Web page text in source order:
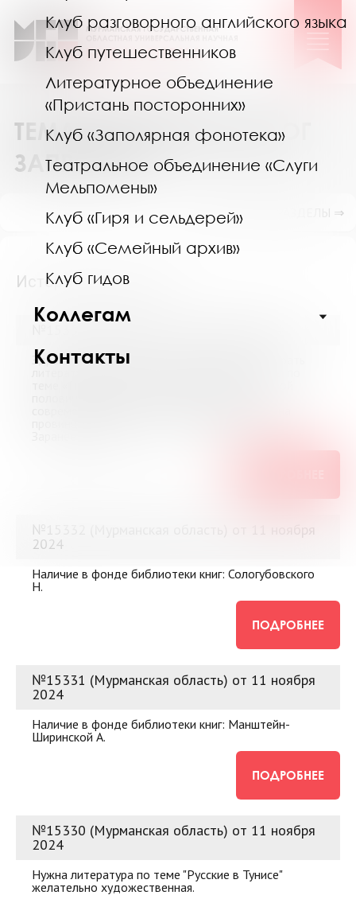
Клуб разговорного английского языка
Клуб путешественников
Литературное объединение
«Пристань посторонних»
Клуб «Заполярная фонотека»
Театральное объединение «Слуги
Мельпомены»
Клуб «Гиря и сельдерей»
Клуб «Семейный архив»
Клуб гидов
Коллегам
Контакты
ТЕМАТИЧЕСКИЙ КАТАЛОГ
ЗАПРОСОВ
Исторические науки
Здравствуйте! Помогите, пожалуйста, подобрать
№15332 (Мурманская область) от 11 ноября
2024
Наличие в фонде библиотеки книг: Сологубовского
Н.
ПОДРОБНЕЕ
№15331 (Мурманская область) от 11 ноября
2024
Наличие в фонде библиотеки книг: Манштейн-
Ширинской А.
ПОДРОБНЕЕ
№15330 (Мурманская область) от 11 ноября
2024
Нужна литература по теме "Русские в Тунисе"
желательно художественная.
ПОКАЗАТЬ ПОДРАЗДЕЛЫ ⇒